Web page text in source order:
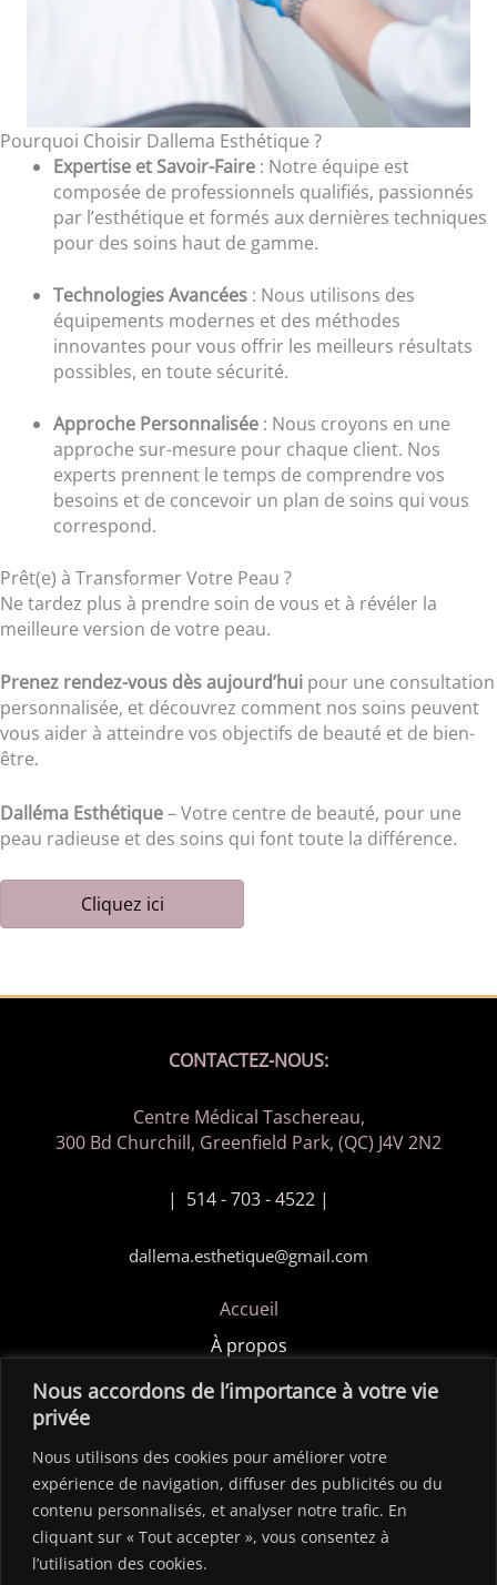
Nous accordons de l’importance à votre vie
privée
Nous utilisons des cookies pour améliorer votre
expérience de navigation, diffuser des publicités ou du
contenu personnalisés, et analyser notre trafic. En
cliquant sur « Tout accepter », vous consentez à
l’utilisation des cookies.
Pourquoi Choisir Dallema Esthétique ?
Expertise et Savoir-Faire : Notre équipe est
composée de professionnels qualifiés, passionnés
par l’esthétique et formés aux dernières techniques
pour des soins haut de gamme.
Technologies Avancées : Nous utilisons des
équipements modernes et des méthodes
innovantes pour vous offrir les meilleurs résultats
possibles, en toute sécurité.
Approche Personnalisée : Nous croyons en une
approche sur-mesure pour chaque client. Nos
experts prennent le temps de comprendre vos
besoins et de concevoir un plan de soins qui vous
correspond.
Prêt(e) à Transformer Votre Peau ?
Ne tardez plus à prendre soin de vous et à révéler la
meilleure version de votre peau.
Prenez rendez-vous dès aujourd’hui pour une consultation
personnalisée, et découvrez comment nos soins peuvent
vous aider à atteindre vos objectifs de beauté et de bien-
être.
Dalléma Esthétique– Votre centre de beauté, pour une
peau radieuse et des soins qui font toute la différence.
Cliquez ici
CONTACTEZ-NOUS:
Centre Médical Taschereau,
300 Bd Churchill, Greenfield Park, (QC) J4V 2N2
| 514 - 703 - 4522 |
dallema.esthetique@gmail.com
Accueil
À propos
Politique de confidentialité
Copyright © 2026 Dalléma Esthétique / Site créer par
ldesigngraphique.com
SUIVEZ-NOUS!